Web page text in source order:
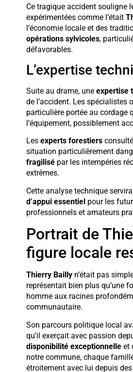
Ce tragique accident souligne
expérimentées comme l’était
l’économie locale et des
opérations sylvicoles,
défavorables.
L’expertise
Suite au drame, une expertise
de l’accident. Les spécialistes
particulière portée au cordage
l’équipement, possiblement
Les experts forestiers
situation particulièrement
fragilisépar les intempéries
extrêmes.
Cette analyse technique
d’appui essentielpour les
professionnels et amateurs
Portrait de
figure locale
Thierry Baillyn’était pas
représentait bien plus qu’une
homme aux racines
communautaire.
Son parcours politique local
qu’il exerçait avec passion
disponibilité exceptionnelleet
notre commune, chaque
étroitement avec lui depuis